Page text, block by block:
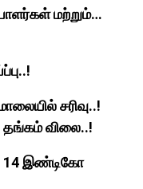
மற்றும்
சரிவு..!
விலை..!
14 இண்டிகோ